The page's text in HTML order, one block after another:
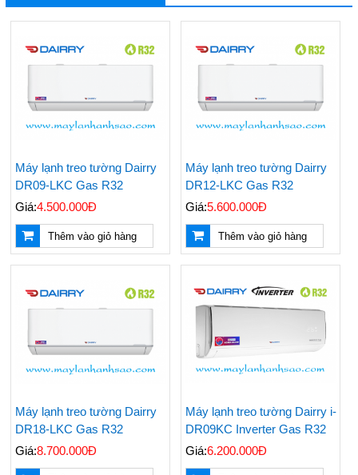
Máy lạnh treo tường Dairry
DR09-LKC Gas R32
Giá:4.500.000Đ
Thêm vào giỏ hàng
Máy lạnh treo tường Dairry
DR12-LKC Gas R32
Giá:5.600.000Đ
Thêm vào giỏ hàng
Máy lạnh treo tường Dairry
DR18-LKC Gas R32
Giá:8.700.000Đ
Máy lạnh treo tường Dairry i-
DR09KC Inverter Gas R32
Giá:6.200.000Đ